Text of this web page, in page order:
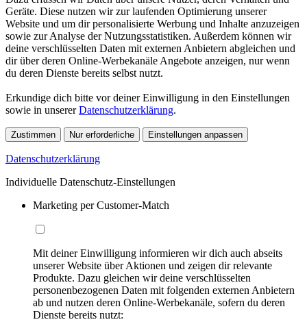
Geräte. Diese nutzen wir zur laufenden Optimierung unserer
Website und um dir personalisierte Werbung und Inhalte anzuzeigen
sowie zur Analyse der Nutzungsstatistiken. Außerdem können wir
deine verschlüsselten Daten mit externen Anbietern abgleichen und
dir über deren Online-Werbekanäle Angebote anzeigen, nur wenn
du deren Dienste bereits selbst nutzt.
Erkundige dich bitte vor deiner Einwilligung in den Einstellungen
sowie in unsererDatenschutzerklärung.
Zustimmen Nur erforderliche Einstellungen anpassen
Datenschutzerklärung
Individuelle Datenschutz-Einstellungen
Marketing per Customer-Match
Mit deiner Einwilligung informieren wir dich auch abseits
unserer Website über Aktionen und zeigen dir relevante
Produkte. Dazu gleichen wir deine verschlüsselten
personenbezogenen Daten mit folgenden externen Anbietern
ab und nutzen deren Online-Werbekanäle, sofern du deren
Dienste bereits nutzt: